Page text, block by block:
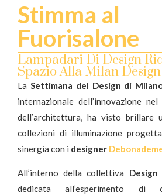
IT
Stimma al
Fuorisalone
Lampadari Di Design
Spazio Alla Milan
La Settimana del Design di
internazionale dell’innovazione
dell’architettura, ha visto brillare
collezioni di illuminazione
sinergia con i designer
All’interno della collettiva Design
dedicata all’esperimento di